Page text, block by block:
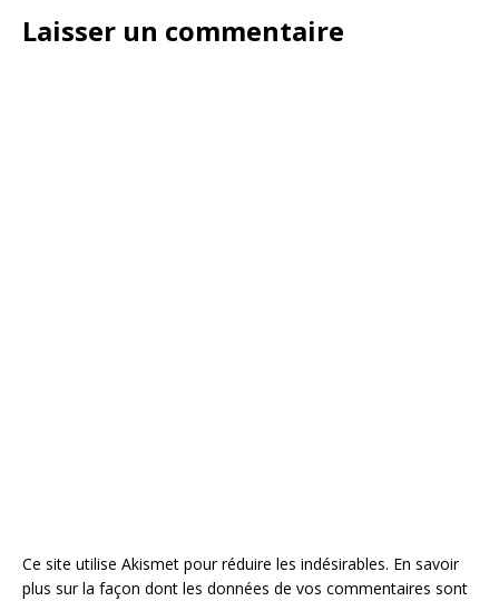
Laisser un commentaire
Ce site utilise Akismet pour réduire les indésirables. En savoir
plus sur la façon dont les données de vos commentaires sont